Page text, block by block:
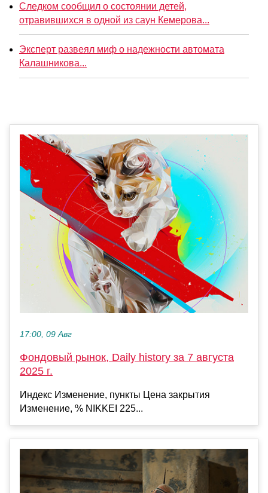
Следком сообщил о состоянии детей,
отравившихся в одной из саун Кемерова...
Эксперт развеял миф о надежности автомата
Калашникова...
17:00, 09 Авг
Фондовый рынок, Daily history за 7 августа
2025 г.
Индекс Изменение, пункты Цена закрытия
Изменение, % NIKKEI 225...